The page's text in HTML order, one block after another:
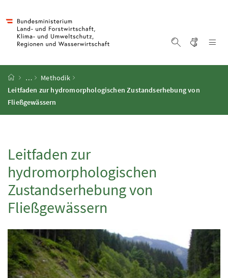
Startseite
…
Methodik
Leitfaden zur hydromorphologischen Zustandserhebung von
Fließgewässern
Leitfaden zur
hydromorphologischen
Zustandserhebung von
Fließgewässern